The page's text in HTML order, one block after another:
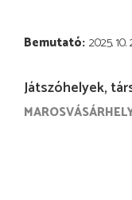
Bemutató 2025. 10.
Játszóhelyek,